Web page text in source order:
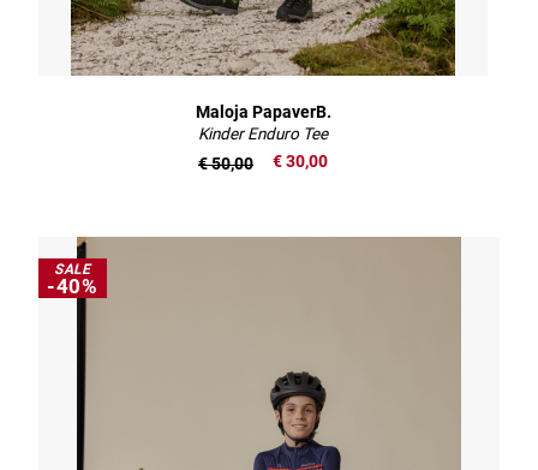
Maloja PapaverB.
Kinder Enduro Tee
€ 30,00
€ 50,00
SALE
-40%